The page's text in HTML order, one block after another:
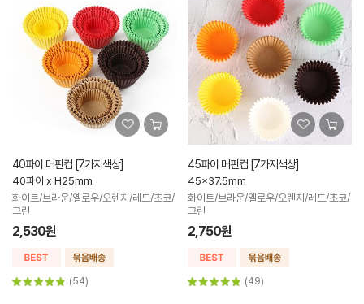
40파이 머핀컵 [7가지색상]
40파이 x H25mm
화이트/브라운/옐로우/오렌지/레드/초코/
그린
2,530원
(54)
45파이 머핀컵 [7가지색상]
45x37.5mm
화이트/브라운/옐로우/오렌지/레드/초코/
그린
2,750원
(49)